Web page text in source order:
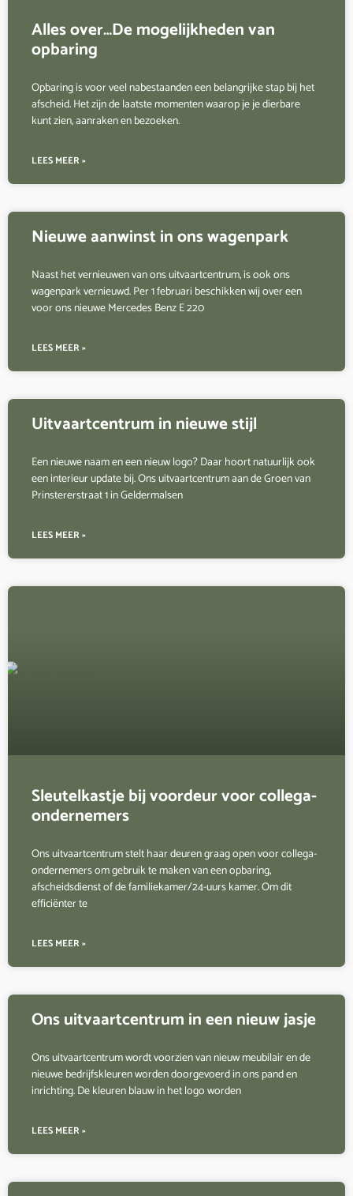
Alles over…De mogelijkheden van
opbaring
Opbaring is voor veel nabestaanden een belangrijke stap bij het
afscheid. Het zijn de laatste momenten waarop je je dierbare
kunt zien, aanraken en bezoeken.
LEES MEER »
Nieuwe aanwinst in ons wagenpark
Naast het vernieuwen van ons uitvaartcentrum, is ook ons
wagenpark vernieuwd. Per 1 februari beschikken wij over een
voor ons nieuwe Mercedes Benz E 220
LEES MEER »
Uitvaartcentrum in nieuwe stijl
Een nieuwe naam en een nieuw logo? Daar hoort natuurlijk ook
een interieur update bij. Ons uitvaartcentrum aan de Groen van
Prinstererstraat 1 in Geldermalsen
LEES MEER »
Sleutelkastje bij voordeur voor collega-
ondernemers
Ons uitvaartcentrum stelt haar deuren graag open voor collega-
ondernemers om gebruik te maken van een opbaring,
afscheidsdienst of de familiekamer/24-uurs kamer. Om dit
efficiënter te
LEES MEER »
Ons uitvaartcentrum in een nieuw jasje
Ons uitvaartcentrum wordt voorzien van nieuw meubilair en de
nieuwe bedrijfskleuren worden doorgevoerd in ons pand en
inrichting. De kleuren blauw in het logo worden
LEES MEER »